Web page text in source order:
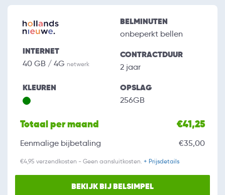
INTERNET
40 GB / 4G netwerk
BELMINUTEN
onbeperkt bellen
CONTRACTDUUR
2 jaar
KLEUREN OPSLAG
256GB
Totaal per maand €41,25
Eenmalige bijbetaling €35,00
€4,95 verzendkosten - Geen aansluitkosten. + Prijsdetails
BEKIJK BIJ BELSIMPEL